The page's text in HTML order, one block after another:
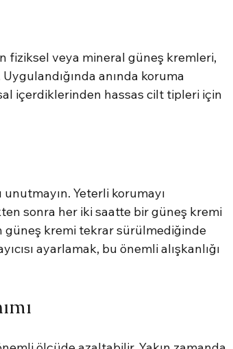
fiziksel veya mineral güneş kremleri,
anında koruma
içerdiklerinden hassas cilt tipleri için
Yeterli korumayı
sonra her iki saatte bir güneş kremi
güneş kremi tekrar sürülmediğinde
ayarlamak, bu önemli alışkanlığı